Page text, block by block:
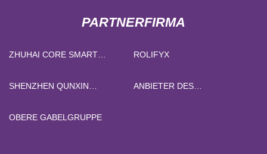
PARTNERFIRMA
ZHUHAI CORE SMART
ROLIFYX
SHENZHEN QUNXIN
ANBIETER DES
OBERE GABELGRUPPE